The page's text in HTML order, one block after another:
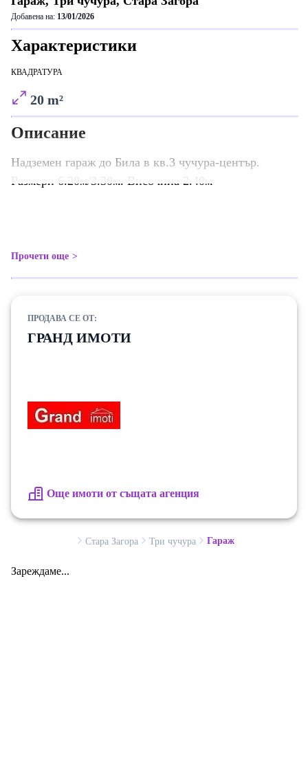
Добавена на: 13/01/2026
Характеристики
КВАДРАТУРА
20 m²
Описание
Надземен гараж до Била в кв.3 чучура-център.
Размери 6.20м/3.30м. Височина 2.40м
Прочети още
ПРОДАВА СЕ ОТ:
ГРАНД ИМОТИ
Още имоти от същата агенция
Стара Загора Три чучура Гараж
Зареждаме...